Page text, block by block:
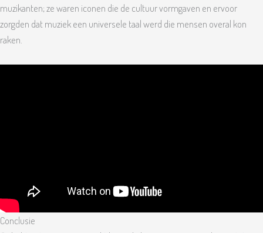
muzikanten; ze waren iconen die de cultuur vormgaven en ervoor
zorgden dat muziek een universele taal werd die mensen overal kon
raken.
Conclusie